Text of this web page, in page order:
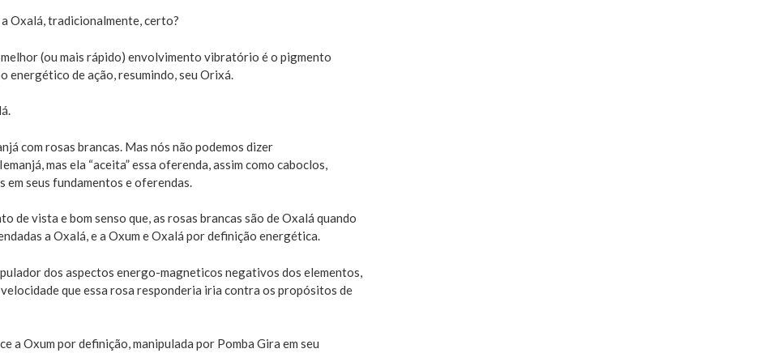
Oxalá, tradicionalmente, certo?
melhor (ou mais rápido) envolvimento vibratório é o pigmento
energético de ação, resumindo, seu Orixá.
com rosas brancas. Mas nós não podemos dizer
mas ela “aceita” essa oferenda, assim como caboclos,
em seus fundamentos e oferendas.
de vista e bom senso que, as rosas brancas são de Oxalá quando
a Oxalá, e a Oxum e Oxalá por definição energética.
dos aspectos energo-magneticos negativos dos elementos,
que essa rosa responderia iria contra os propósitos de
a Oxum por definição, manipulada por Pomba Gira em seu